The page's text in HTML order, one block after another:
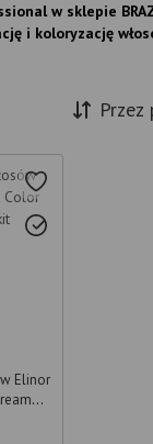
w sklepie
i koloryzację
Przez
Elinor